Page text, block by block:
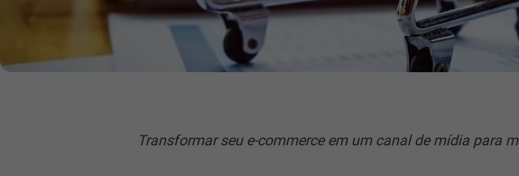
Transformar seu e-commerce em um canal de mídia para